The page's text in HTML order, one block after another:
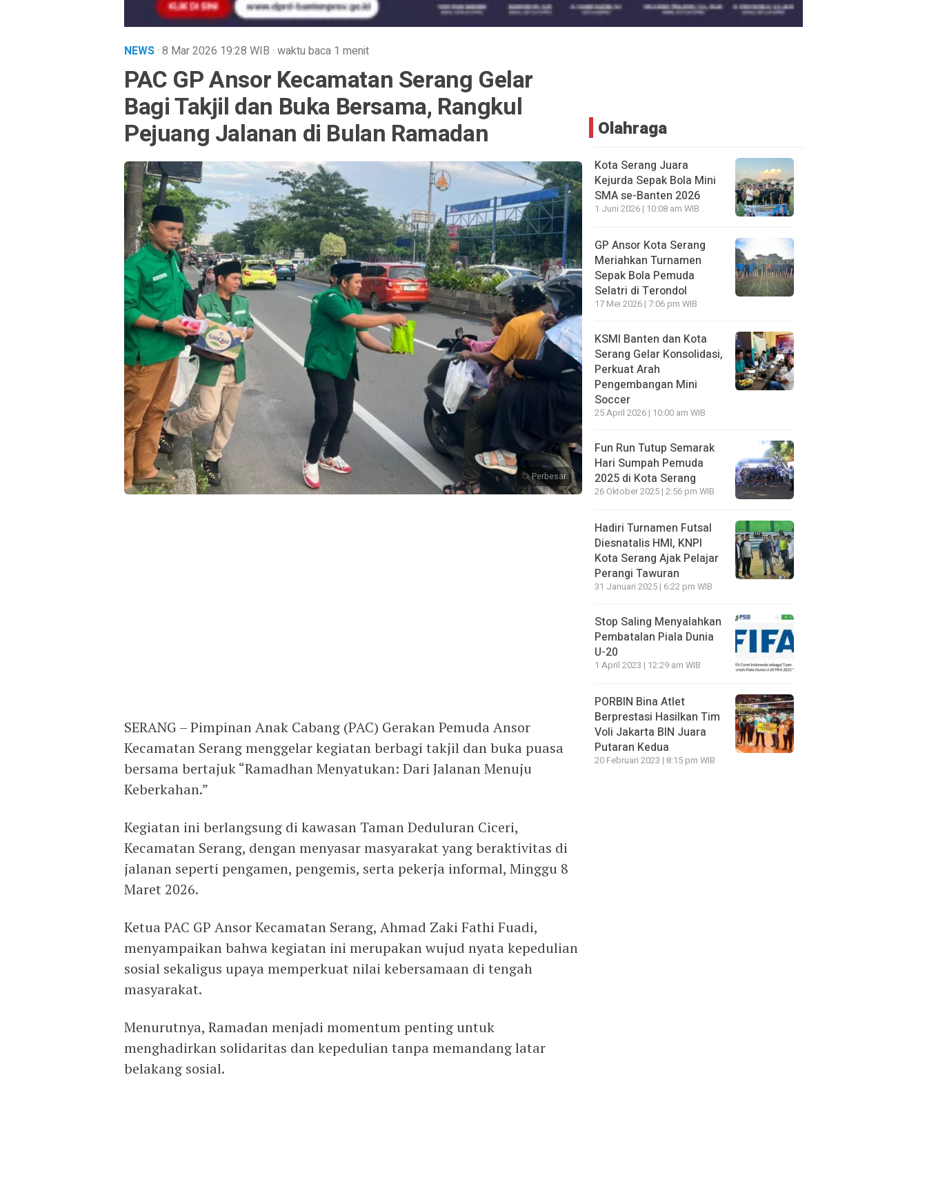
NEWS· 8 Mar 2026 19:28 WIB · waktu baca 1 menit
PAC GP Ansor Kecamatan Serang Gelar
Bagi Takjil dan Buka Bersama, Rangkul
Pejuang Jalanan di Bulan Ramadan
Perbesar
SERANG – Pimpinan Anak Cabang (PAC) Gerakan Pemuda Ansor
Kecamatan Serang menggelar kegiatan berbagi takjil dan buka puasa
bersama bertajuk “Ramadhan Menyatukan: Dari Jalanan Menuju
Keberkahan.”
Kegiatan ini berlangsung di kawasan Taman Deduluran Ciceri,
Kecamatan Serang, dengan menyasar masyarakat yang beraktivitas di
jalanan seperti pengamen, pengemis, serta pekerja informal, Minggu 8
Maret 2026.
Ketua PAC GP Ansor Kecamatan Serang, Ahmad Zaki Fathi Fuadi,
menyampaikan bahwa kegiatan ini merupakan wujud nyata kepedulian
sosial sekaligus upaya memperkuat nilai kebersamaan di tengah
masyarakat.
Menurutnya, Ramadan menjadi momentum penting untuk
menghadirkan solidaritas dan kepedulian tanpa memandang latar
belakang sosial.
Olahraga
Kota Serang Juara
Kejurda Sepak Bola Mini
SMA se-Banten 2026
1 Juni 2026 | 10:08 am WIB
GP Ansor Kota Serang
Meriahkan Turnamen
Sepak Bola Pemuda
Selatri di Terondol
17 Mei 2026 | 7:06 pm WIB
KSMI Banten dan Kota
Serang Gelar Konsolidasi,
Perkuat Arah
Pengembangan Mini
Soccer
25 April 2026 | 10:00 am WIB
Fun Run Tutup Semarak
Hari Sumpah Pemuda
2025 di Kota Serang
26 Oktober 2025 | 2:56 pm WIB
Hadiri Turnamen Futsal
Diesnatalis HMI, KNPI
Kota Serang Ajak Pelajar
Perangi Tawuran
31 Januari 2025 | 6:22 pm WIB
Stop Saling Menyalahkan
Pembatalan Piala Dunia
U-20
1 April 2023 | 12:29 am WIB
PORBIN Bina Atlet
Berprestasi Hasilkan Tim
Voli Jakarta BIN Juara
Putaran Kedua
20 Februari 2023 | 8:15 pm WIB